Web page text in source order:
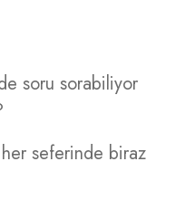
soru sorabiliyor
seferinde biraz